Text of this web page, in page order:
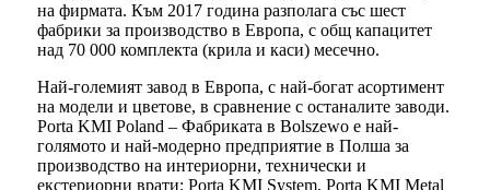
на фирмата. Към 2017 година разполага със шест
фабрики за производство в Европа, с общ капацитет
над 70 000 комплекта (крила и каси) месечно.
Най-големият завод в Европа, с най-богат асортимент
на модели и цветове, в сравнение с останалите заводи.
Porta KMI Poland – Фабриката в Bolszewo е най-
голямото и най-модерно предприятие в Полша за
производство на интериорни, технически и
екстериорни врати; Porta KMI System, Porta KMI Metal